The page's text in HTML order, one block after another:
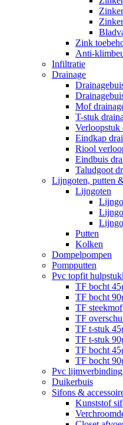
Zink
Anti-
Infiltratie
Drainage
Mof
T-stuk
Verloopstuk
Eindkap
Riool
Eindbuis
Taludgoot
Lijngoten, putten
Lijngoten
Putten
Kolken
Dompelpompen
Pompputten
Pvc topfit
TF bocht
TF bocht
TF steekmof
TF
TF t-stuk
TF t-stuk
TF bocht
TF bocht
Pvc
Duikerbuis
Sifons &
Kunststof